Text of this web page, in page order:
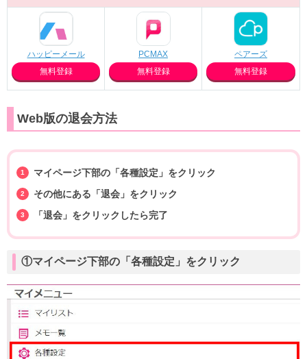
ハッピーメール
無料登録
PCMAX
無料登録
ペアーズ
無料登録
Web版の退会方法
マイページ下部の「各種設定」をクリック
その他にある「退会」をクリック
「退会」をクリックしたら完了
①マイページ下部の「各種設定」をクリック